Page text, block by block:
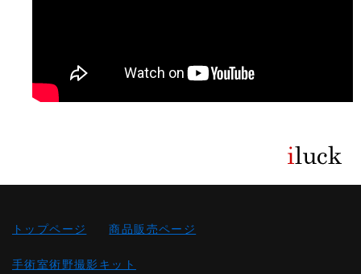
トップページ 商品販売ページ
手術室術野撮影キット